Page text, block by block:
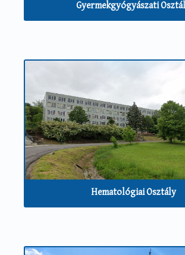
Gyermekgyógyászati
Hematológiai Osztály